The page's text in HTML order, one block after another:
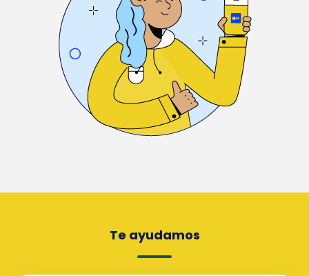
Te ayudamos